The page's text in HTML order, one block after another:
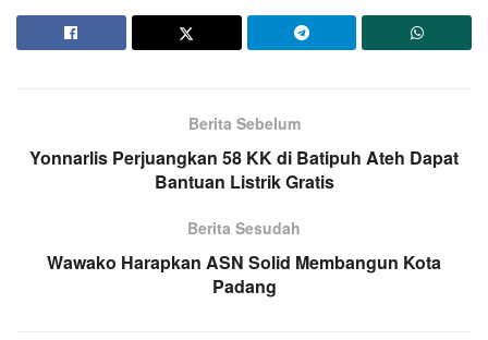
Berita Sebelum
Yonnarlis Perjuangkan 58 KK di Batipuh Ateh Dapat
Bantuan Listrik Gratis
Berita Sesudah
Wawako Harapkan ASN Solid Membangun Kota
Padang